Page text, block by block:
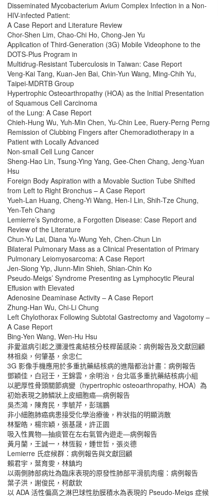
Disseminated Mycobacterium Avium Complex Infection in a Non-
HIV-infected Patient:
A Case Report and Literature Review
Chor-Shen Lim, Chao-Chi Ho, Chong-Jen Yu
Application of Third-Generation (3G) Mobile Videophone to the
DOTS-Plus Program in
Multidrug-Resistant Tuberculosis in Taiwan: Case Report
Veng-Kai Tang, Kuan-Jen Bai, Chin-Yun Wang, Ming-Chih Yu,
Taipei-MDRTB Group
Hypertrophic Osteoarthropathy (HOA) as the Initial Presentation
of Squamous Cell Carcinoma
of the Lung: A Case Report
Chieh-Hung Wu, Yuh-Min Chen, Yu-Chin Lee, Ruery-Perng Perng
Remission of Clubbing Fingers after Chemoradiotherapy in a
Patient with Locally Advanced
Non-small Cell Lung Cancer
Sheng-Hao Lin, Tsung-Ying Yang, Gee-Chen Chang, Jeng-Yuan
Hsu
Foreign Body Aspiration with a Movable Suction Tube Shifted
from Left to Right Bronchus – A Case Report
Yueh-Lan Huang, Cheng-Yi Wang, Hen-I Lin, Shih-Tze Chung,
Yen-Teh Chang
Lemierre’s Syndrome, a Forgotten Disease: Case Report and
Review of the Literature
Chun-Yu Lai, Diana Yu-Wung Yeh, Chen-Chun Lin
Bilateral Pulmonary Mass as a Clinical Presentation of Primary
Pulmonary Leiomyosarcoma: A Case Report
Jen-Siong Yip, Jiunn-Min Shieh, Shian-Chin Ko
Pseudo-Meigs’ Syndrome Presenting as Lymphocytic Pleural
Effusion with Elevated
Adenosine Deaminase Activity – A Case Report
Zhung-Han Wu, Chi-Li Chung
Left Chylothorax Following Subtotal Gastrectomy and Vagotomy –
A Case Report
Bing-Yen Wang, Wen-Hu Hsu
非愛滋病引起之瀰漫性禽結核分枝桿菌感染：病例報告及文獻回顧
林祖燊，何肇基，余忠仁
3G 影像手機應用於多重抗藥結核病的進階都治計畫：病例報告
鄧穎佳，白冠壬，王錦雲，余明治，台北區多重抗藥結核病小組
以肥厚性骨頭關節病變（hypertrophic osteoarthropathy, HOA）為
初始表現之肺鱗狀上皮細胞癌―病例報告
吳杰鴻，陳育民，李毓芹，彭瑞鵬
非小細胞肺癌病患接受化學治療後，杵狀指的明顯消散
林聖皓，楊宗穎，張基晟，許正園
吸入性異物―抽痰管在左右氣管內遊走―病例報告
黃月蘭，王誠一，林恆毅，鍾世哲，張炎德
Lemierre 氏症候群：病例報告與文獻回顧
賴君宇，葉育雯，林鎮均
以兩側肺部病灶為臨床表現的原發性肺部平滑肌肉瘤：病例報告
葉子洪，謝俊民，柯獻欽
以 ADA 活性偏高之淋巴球性肋膜積水為表現的 Pseudo-Meigs 症候